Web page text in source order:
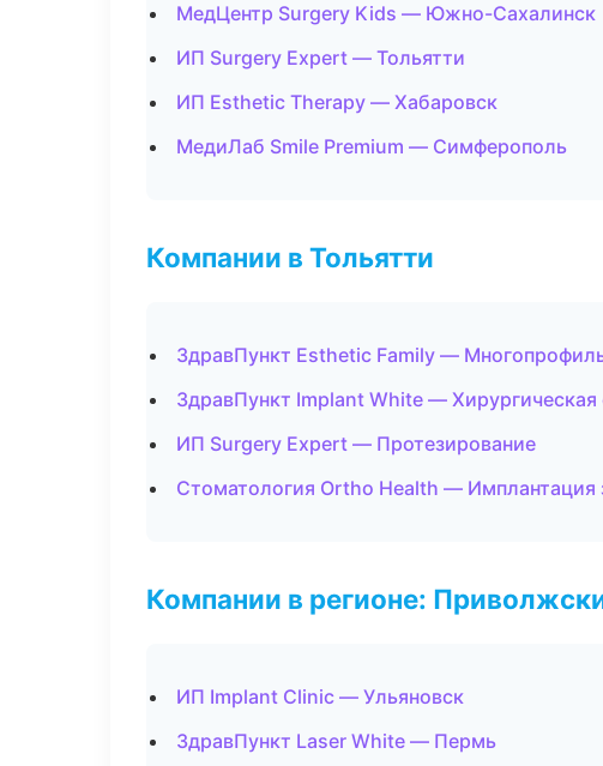
МедЦентр Surgery Kids — Южно-Сахалинск
ИП Surgery Expert — Тольятти
ИП Esthetic Therapy — Хабаровск
МедиЛаб Smile Premium — Симферополь
Компании в Тольятти
ЗдравПункт Esthetic Family —
ЗдравПункт Implant White — Хирургическая
ИП Surgery Expert — Протезирование
Стоматология Ortho Health — Имплантация
Компании в регионе:
ИП Implant Clinic — Ульяновск
ЗдравПункт Laser White — Пермь